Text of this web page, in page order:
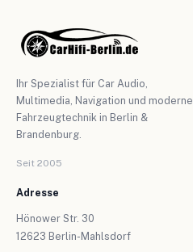
Ihr Spezialist für Car Audio,
Multimedia, Navigation und moderne
Fahrzeugtechnik in Berlin &
Brandenburg.
Seit 2005
Adresse
Hönower Str. 30
12623 Berlin-Mahlsdorf